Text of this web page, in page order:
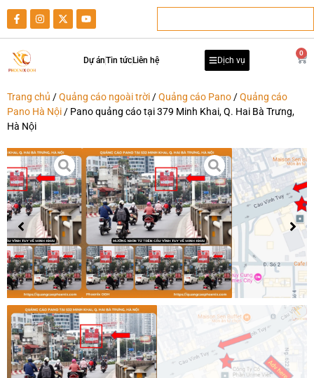
Dự ánTin tức Liên hệ Dịch vụ
0
Trang chủ /Quảng cáo ngoài trời /Quảng cáo Pano /Quảng cáo
Pano Hà Nội / Pano quảng cáo tại 379 Minh Khai, Q. Hai Bà Trưng,
Hà Nội